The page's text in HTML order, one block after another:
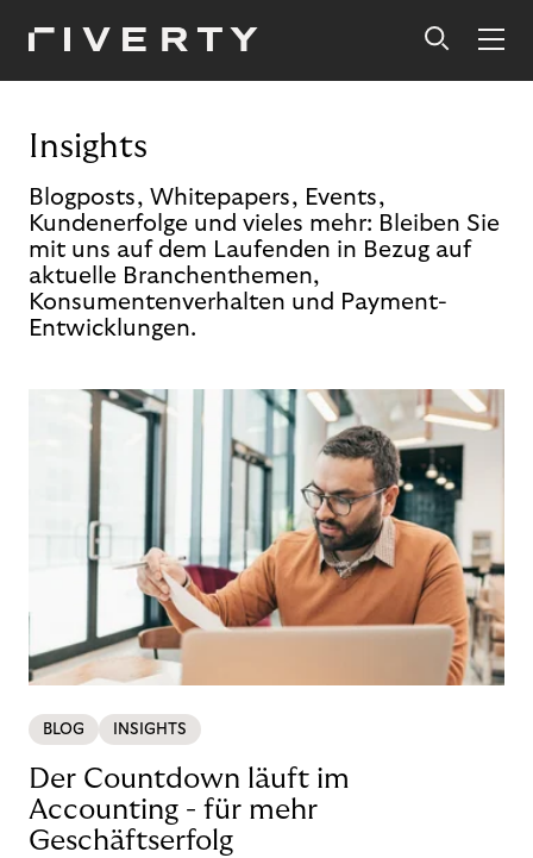
Insights
Blogposts, Whitepapers, Events,
Kundenerfolge und vieles mehr: Bleiben Sie
mit uns auf dem Laufenden in Bezug auf
aktuelle Branchenthemen,
Konsumentenverhalten und Payment-
Entwicklungen.
BLOG INSIGHTS
Der Countdown läuft im
Accounting - für mehr
Geschäftserfolg